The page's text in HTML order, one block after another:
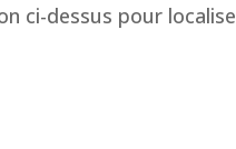
ci-dessus pour